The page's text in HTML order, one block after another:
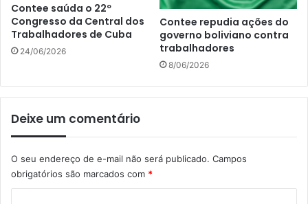
Contee saúda o 22º
Congresso da Central dos
Trabalhadores de Cuba
24/06/2026
Contee repudia ações do
governo boliviano contra
trabalhadores
8/06/2026
Deixe um comentário
O seu endereço de e-mail não será publicado. Campos
obrigatórios são marcados com *